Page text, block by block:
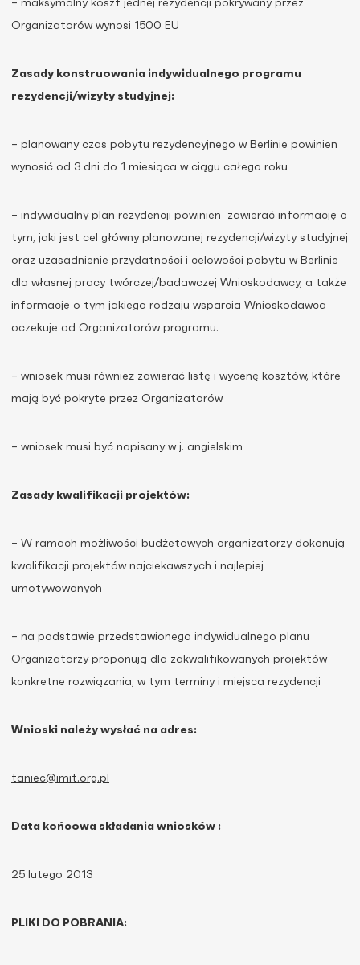
– maksymalny koszt jednej rezydencji pokrywany przez
Organizatorów wynosi 1500 EU
Zasady konstruowania indywidualnego programu
rezydencji/wizyty studyjnej:
– planowany czas pobytu rezydencyjnego w Berlinie powinien
wynosić od 3 dni do 1 miesiąca w ciągu całego roku
– indywidualny plan rezydencji powinien zawierać informację o
tym, jaki jest cel główny planowanej rezydencji/wizyty studyjnej
oraz uzasadnienie przydatności i celowości pobytu w Berlinie
dla własnej pracy twórczej/badawczej Wnioskodawcy, a także
informację o tym jakiego rodzaju wsparcia Wnioskodawca
oczekuje od Organizatorów programu.
– wniosek musi również zawierać listę i wycenę kosztów, które
mają być pokryte przez Organizatorów
– wniosek musi być napisany w j. angielskim
Zasady kwalifikacji projektów:
– W ramach możliwości budżetowych organizatorzy dokonują
kwalifikacji projektów najciekawszych i najlepiej
umotywowanych
– na podstawie przedstawionego indywidualnego planu
Organizatorzy proponują dla zakwalifikowanych projektów
konkretne rozwiązania, w tym terminy i miejsca rezydencji
Wnioski należy wysłać na adres:
taniec@imit.org.pl
Data końcowa składania wniosków :
25 lutego 2013
PLIKI DO POBRANIA: